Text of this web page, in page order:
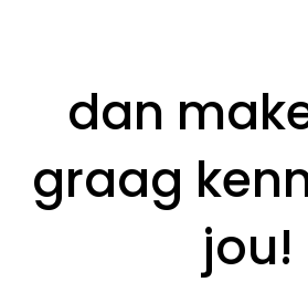
dan
graag
jou!